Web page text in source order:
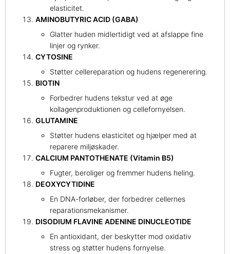
elasticitet.
AMINOBUTYRIC ACID (GABA)
Glatter huden midlertidigt ved at afslappe fine
linjer og rynker.
CYTOSINE
Støtter cellereparation og hudens regenerering.
BIOTIN
Forbedrer hudens tekstur ved at øge
kollagenproduktionen og cellefornyelsen.
GLUTAMINE
Støtter hudens elasticitet og hjælper med at
reparere miljøskader.
CALCIUM PANTOTHENATE (Vitamin B5)
Fugter, beroliger og fremmer hudens heling.
DEOXYCYTIDINE
En DNA-forløber, der forbedrer cellernes
reparationsmekanismer.
DISODIUM FLAVINE ADENINE DINUCLEOTIDE
En antioxidant, der beskytter mod oxidativ
stress og støtter hudens fornyelse.